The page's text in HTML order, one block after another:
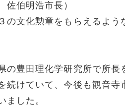
佐伯明浩市長）
の文化勲章をもらえるよ
の豊田理化学研究所で所
続けていて、今後も観音
ました。